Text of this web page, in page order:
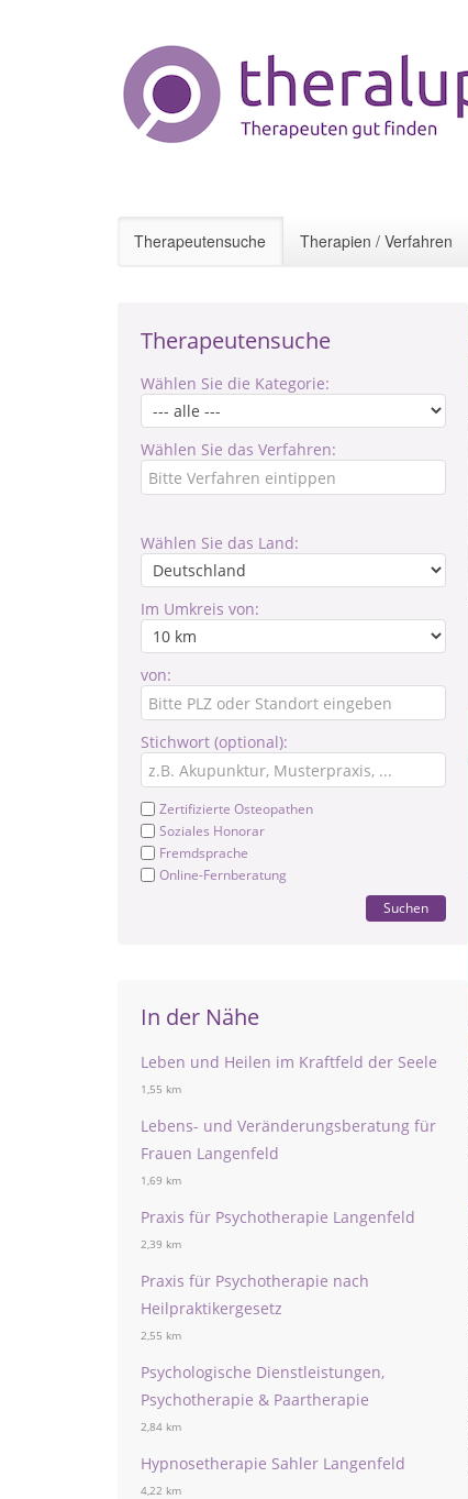
Therapeutensuche Therapien / Verfahren
Therapeutensuche
Wählen Sie die Kategorie:
Wählen Sie das Verfahren:
Wählen Sie das Land:
Im Umkreis von:
von:
Stichwort (optional):
Zertifizierte Osteopathen
Soziales Honorar
Fremdsprache
Online-Fernberatung
Suchen
In der Nähe
Leben und Heilen im Kraftfeld der Seele
1,55 km
Lebens- und Veränderungsberatung für
Frauen Langenfeld
1,69 km
Praxis für Psychotherapie Langenfeld
2,39 km
Praxis für Psychotherapie nach
Heilpraktikergesetz
2,55 km
Psychologische Dienstleistungen,
Psychotherapie & Paartherapie
2,84 km
Hypnosetherapie Sahler Langenfeld
4,22 km